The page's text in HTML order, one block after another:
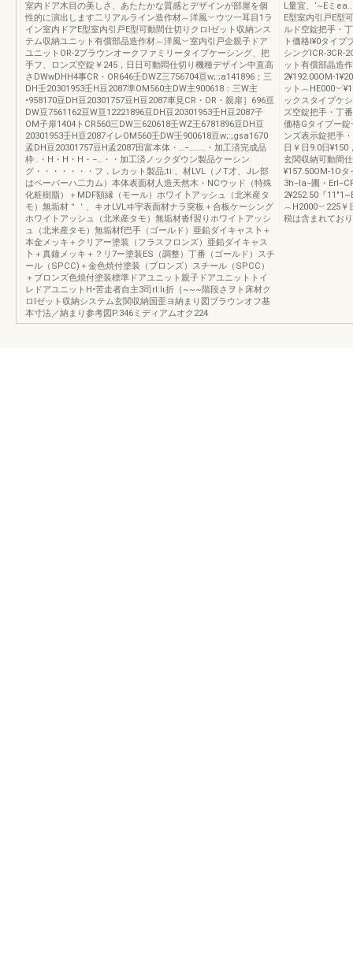
室内ドア木目の美しさ、あたたかな質感とデザインが部屋を個
性的に演出します二リアルライン造作材︵洋風︶ウツ一耳目1ラ
イン室内ドアE型室内引戸E型可動間仕切りクロlゼット収納ンス
テム収納ユニット有償部品造作材︵洋風︶室内引戸企親子ドア
ユニットOR-2ブラウンオークファミリータイプケーシング、把
手フ、ロンズ空錠￥245，日日可動悶仕切り機種デザイン中直高
さDWwDHH4事CR・OR646壬DWZ三756704亘w;:;a141896；三
DH壬20301953壬H豆2087準OM560主DW主900618：三W主
•958170豆DH豆20301757豆H豆2087車見CR・OR・親扉］696亘
DW豆7561162豆W亘12221896豆DH豆20301953壬H豆2087子
OM子扉1404トCR560三DW三620618壬WZ王6781896豆DH豆
20301953壬H豆2087イレOM560壬DW壬900618豆w;:;gsa1670
孟DH豆20301757豆H孟2087田富本体・…−………・加工済完成品
枠..・H・H・H・−…・・加工済ノックダウン製品ケーシン
グ・・・・・・・フ．レカット製品;ti:、材LVL（ノT才、Jレ部
はペーパーハ二力ム）本体表面材人造天然木・NCウッド（特殊
化粧樹脂）＋MDF額縁（モール）ホワイ卜アッシュ（北米産タ
モ）無垢材＂＇、キオLVLヰ宇表面材ナラ突板＋合板ケーシング
ホワイトアッシュ（北米産タモ）無垢材沓f習りホワイトアッシ
ュ（北米産タモ）無垢材f巴手（ゴールド）亜鉛ダイキャス卜＋
本金メッキ＋クリアー塗装（フラスフロンズ）亜鉛ダイキャス
卜＋真鐘メッキ＋？リ7ー塗装ES（調整）丁番（ゴールド）スチ
ール（SPCC)＋金色焼付塗装（ブロンズ）スチール（SPCC）
＋ブロンズ色焼付塗装標準ドアユニット親子ドアユニットトイ
レドアユニットH•苦走者自主3司rI:Iι折｛~~~階段さヲト床材ク
ロlゼット収納システム玄関収納国歪ヨ納まり図ブラウンオフ基
本寸法／納まり参考図P.346ミディアムオク224
L量宜、‘~Eミ
E型室内引戸E型
ルド空錠把手・
ト価格l¥0タイプ
シングlCR-3CR-
ット有償部晶造
2¥192.00OM-
ット
ックスタイプケ
ズ空錠把手・丁
価格Gタイプー
ンズ表示錠把手
日￥日9.0日
玄関収納可動間
¥157.50OM-1O
3h−la−圃・
2¥252.50『
︵H2000︶225￥
税は含まれてお